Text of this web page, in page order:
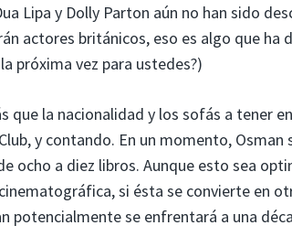
Lipa y Dolly Parton aún no han sido
actores británicos, eso es algo que ha
la próxima vez para ustedes?)
que la nacionalidad y los sofás a tener
y contando. En un momento,
ocho a diez libros. Aunque esto sea
si ésta se convierte en
potencialmente se enfrentará a una